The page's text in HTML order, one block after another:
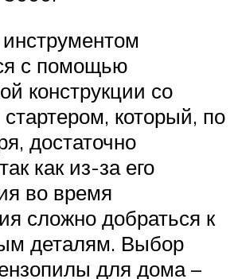
с помощью
конструкции со
который, по
достаточно
как из-за его
во время
сложно добраться к
деталям. Выбор
для дома –